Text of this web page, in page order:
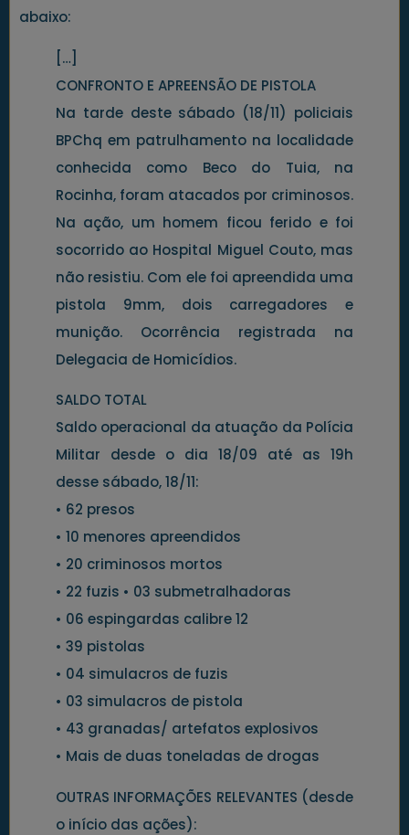
abaixo:
[…]
CONFRONTO E APREENSÃO DE PISTOLA
Na tarde deste sábado (18/11) policiais
BPChq em patrulhamento na localidade
conhecida como Beco do Tuia, na
Rocinha, foram atacados por criminosos.
Na ação, um homem ficou ferido e foi
socorrido ao Hospital Miguel Couto, mas
não resistiu. Com ele foi apreendida uma
pistola 9mm, dois carregadores e
munição. Ocorrência registrada na
Delegacia de Homicídios.
SALDO TOTAL
Saldo operacional da atuação da Polícia
Militar desde o dia 18/09 até as 19h
desse sábado, 18/11:
• 62 presos
• 10 menores apreendidos
• 20 criminosos mortos
• 22 fuzis • 03 submetralhadoras
• 06 espingardas calibre 12
• 39 pistolas
• 04 simulacros de fuzis
• 03 simulacros de pistola
• 43 granadas/ artefatos explosivos
• Mais de duas toneladas de drogas
OUTRAS INFORMAÇÕES RELEVANTES (desde
o início das ações):